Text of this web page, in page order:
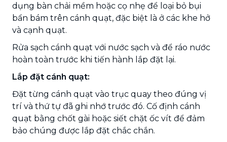
dụng bàn chải mềm hoặc cọ nhẹ để loại bỏ bụi
bẩn bám trên cánh quạt, đặc biệt là ở các khe hở
và cạnh quạt.
Rửa sạch cánh quạt với nước sạch và để ráo nước
hoàn toàn trước khi tiến hành lắp đặt lại.
Lắp đặt cánh quạt:
Đặt từng cánh quạt vào trục quay theo đúng vị
trí và thứ tự đã ghi nhớ trước đó. Cố định cánh
quạt bằng chốt gài hoặc siết chặt ốc vít để đảm
bảo chúng được lắp đặt chắc chắn.